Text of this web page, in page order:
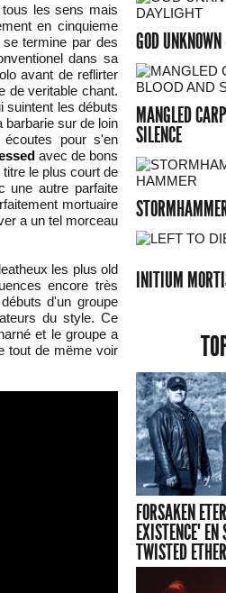
les sens mais
en cinquieme
termine par des
dans sa
avant de reflirter
de veritable chant.
les débuts
barbarie sur de loin
pour s'en
avec de bons
le plus court de
une autre parfaite
mortuaire
a un tel morceau
les plus old
encore très
d'un groupe
du style. Ce
et le groupe a
tout de mëme voir
GOD
MANGLED
SILENCE
INITIUM
FORSAKEN
EXISTENCE"
TWISTED